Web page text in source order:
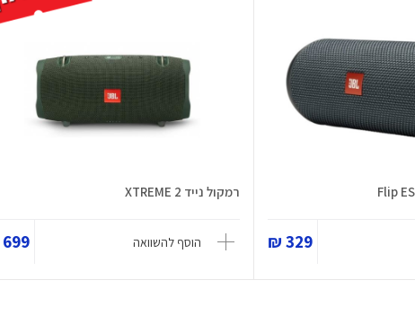
329 ₪
רמקול נייד XTREME 2
הוסף להשוואה 699 ₪